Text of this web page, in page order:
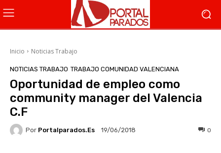
Inicio Noticias Trabajo
NOTICIAS TRABAJO TRABAJO COMUNIDAD VALENCIANA
Oportunidad de empleo como
community manager del Valencia
C.F
Por Portalparados.es 19/06/2018 0